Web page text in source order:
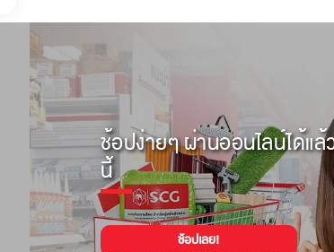
ช้อปง่ายๆ ผ่านออนไลน์ได้แล้
นี้
ช้อปเลย!